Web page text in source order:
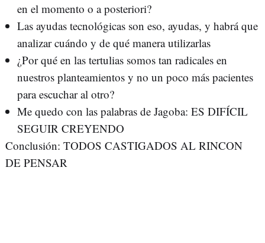
en el momento o a posteriori?
Las ayudas tecnológicas son eso, ayudas, y habrá que
analizar cuándo y de qué manera utilizarlas
¿Por qué en las tertulias somos tan radicales en
nuestros planteamientos y no un poco más pacientes
para escuchar al otro?
Me quedo con las palabras de Jagoba: ES DIFÍCIL
SEGUIR CREYENDO
Conclusión: TODOS CASTIGADOS AL RINCON
DE PENSAR